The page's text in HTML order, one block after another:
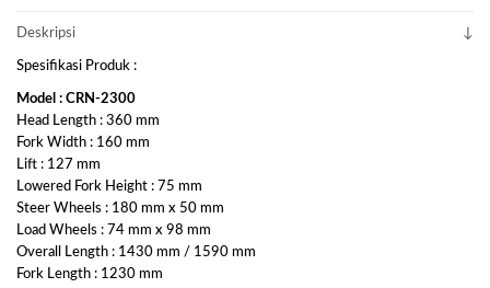
Deskripsi
Spesifikasi Produk :
Model : CRN-2300
Head Length : 360 mm
Fork Width : 160 mm
Lift : 127 mm
Lowered Fork Height : 75 mm
Steer Wheels : 180 mm x 50 mm
Load Wheels : 74 mm x 98 mm
Overall Length : 1430 mm / 1590 mm
Fork Length : 1230 mm